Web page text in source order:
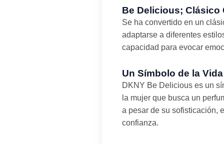
Be Delicious; Clásico
Se ha convertido en un
adaptarse a diferentes
capacidad para evocar
Un Símbolo de la
DKNY Be Delicious es un
la mujer que busca un
a pesar de su sofisticación,
confianza.